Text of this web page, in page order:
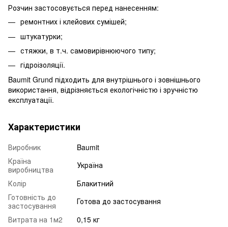
Розчин застосовується перед нанесенням:
ремонтних і клейових сумішей;
штукатурки;
стяжки, в т.ч. самовирівнюючого типу;
гідроізоляції.
Baumit Grund підходить для внутрішнього і зовнішнього
використання, відрізняється екологічністю і зручністю
експлуатації.
Характеристики
Виробник
Baumit
Країна
виробництва
Україна
Колір
Блакитний
Готовність до
застосування
Готова до застосування
Витрата на 1м2
0,15 кг